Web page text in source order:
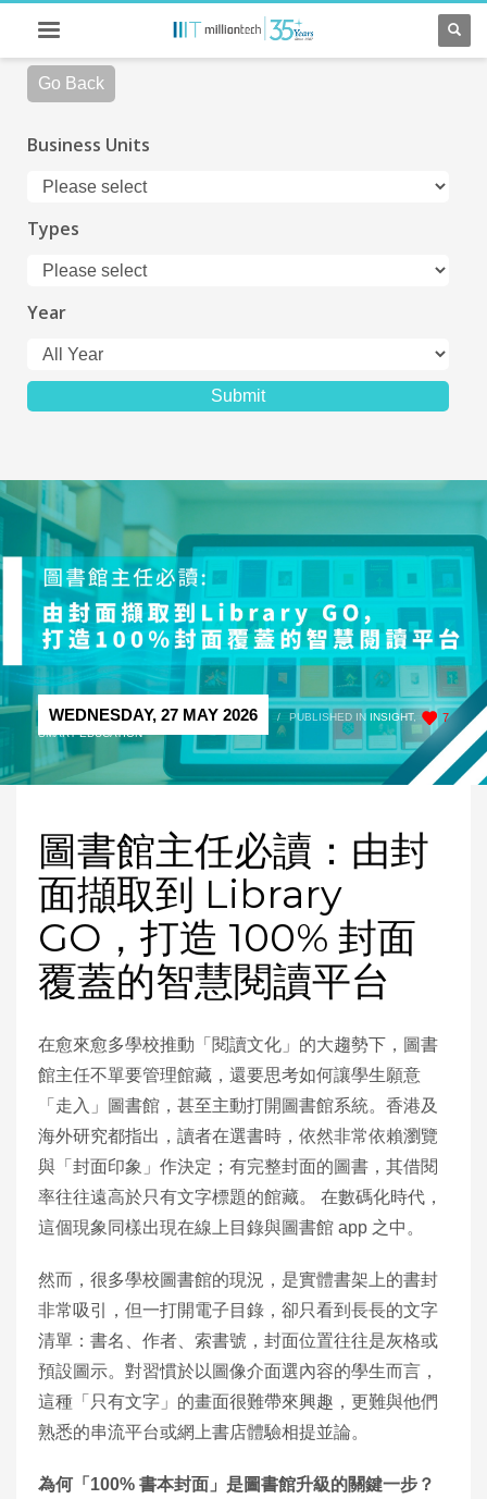
Go Back
Business Units
Types
Year
7
WEDNESDAY, 27 MAY 2026 / PUBLISHED IN INSIGHT,
SMART EDUCATION
圖書館主任必讀：由封
面擷取到 Library
GO，打造 100% 封面
覆蓋的智慧閱讀平台
在愈來愈多學校推動「閱讀文化」的大趨勢下，圖書
館主任不單要管理館藏，還要思考如何讓學生願意
「走入」圖書館，甚至主動打開圖書館系統。香港及
海外研究都指出，讀者在選書時，依然非常依賴瀏覽
與「封面印象」作決定；有完整封面的圖書，其借閱
率往往遠高於只有文字標題的館藏。 在數碼化時代，
這個現象同樣出現在線上目錄與圖書館 app 之中。
然而，很多學校圖書館的現況，是實體書架上的書封
非常吸引，但一打開電子目錄，卻只看到長長的文字
清單：書名、作者、索書號，封面位置往往是灰格或
預設圖示。對習慣於以圖像介面選內容的學生而言，
這種「只有文字」的畫面很難帶來興趣，更難與他們
熟悉的串流平台或網上書店體驗相提並論。
為何「100% 書本封面」是圖書館升級的關鍵一步？